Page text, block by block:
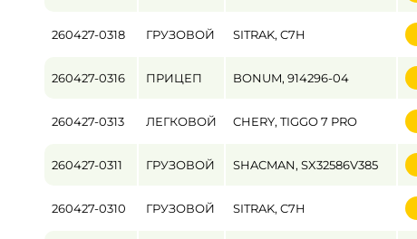
260427-0318 ГРУЗОВОЙ SITRAK, C7H
260427-0316 ПРИЦЕП BONUM, 914296-04
260427-0313 ЛЕГКОВОЙ CHERY, TIGGO 7 PRO
260427-0311 ГРУЗОВОЙ SHACMAN, SX32586V385
260427-0310 ГРУЗОВОЙ SITRAK, C7H